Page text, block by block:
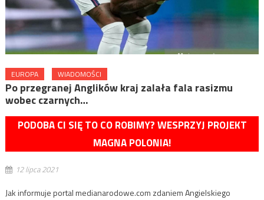
EUROPA WIADOMOŚCI
Po przegranej Anglików kraj zalała fala rasizmu
wobec czarnych…
PODOBA CI SIĘ TO CO ROBIMY? WESPRZYJ PROJEKT
MAGNA POLONIA!
12 lipca 2021
Jak informuje portal medianarodowe.com zdaniem Angielskiego